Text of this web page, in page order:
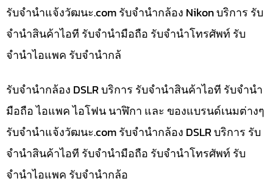
รับจํานําแจ้งวัฒนะ.com รับจำนำกล้อง Nikon บริการ รับ
จำนำสินค้าไอที รับจำนำมือถือ รับจำนำโทรศัพท์ รับ
จำนำไอแพค รับจำนำกล้
รับจำนำกล้อง DSLR บริการ รับจำนำสินค้าไอที รับจำนำ
มือถือ ไอแพค ไอโฟน นาฬิกา และ ของแบรนด์เนมต่างๆ
รับจํานําแจ้งวัฒนะ.com รับจำนำกล้อง DSLR บริการ รับ
จำนำสินค้าไอที รับจำนำมือถือ รับจำนำโทรศัพท์ รับ
จำนำไอแพค รับจำนำกล้อ